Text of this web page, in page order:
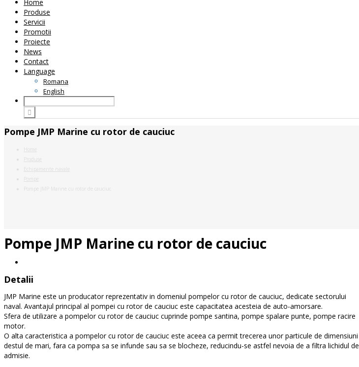
Home
Produse
Servicii
Promotii
Proiecte
News
Contact
Language
Romana
English
Pompe JMP Marine cu rotor de cauciuc
Home
Echipamente navale
Pompe
Pompe JMP Marine cu rotor de cauciuc
Pompe JMP Marine cu rotor de cauciuc
Detalii
JMP Marine este un producator reprezentativ in domeniul pompelor cu rotor de cauciuc, dedicate sectorului
naval. Avantajul principal al pompei cu rotor de cauciuc este capacitatea acesteia de auto-amorsare.
Sfera de utilizare a pompelor cu rotor de cauciuc cuprinde pompe santina, pompe spalare punte, pompe racire
motor.
O alta caracteristica a pompelor cu rotor de cauciuc este aceea ca permit trecerea unor particule de dimensiuni
destul de mari, fara ca pompa sa se infunde sau sa se blocheze, reducindu-se astfel nevoia de a filtra lichidul de
admisie.